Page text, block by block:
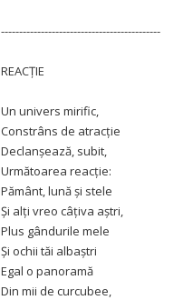
--------------------------------------------
REACȚIE
Un univers mirific,
Constrâns de atracție
Declanșează, subit,
Următoarea reacție:
Pământ, lună și stele
Și alți vreo câțiva aștri,
Plus gândurile mele
Și ochii tăi albaștri
Egal o panoramă
Din mii de curcubee,